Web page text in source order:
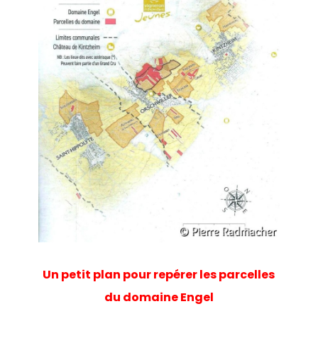
Un petit plan pour repérer les parcelles
du domaine Engel